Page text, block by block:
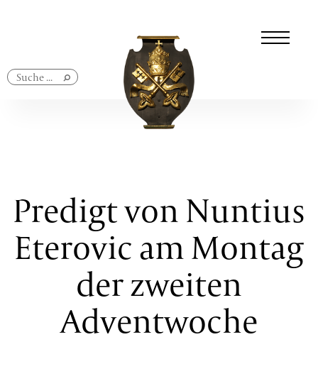
Predigt von Nuntius
Eterovic am Montag
der zweiten
Adventwoche